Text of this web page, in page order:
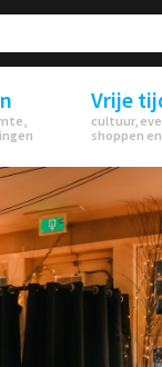
Vrije
cultuur,
shoppen